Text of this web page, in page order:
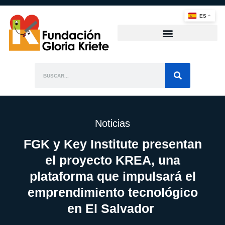
Noticias
FGK y Key Institute presentan
el proyecto KREA, una
plataforma que impulsará el
emprendimiento tecnológico
en El Salvador
ES